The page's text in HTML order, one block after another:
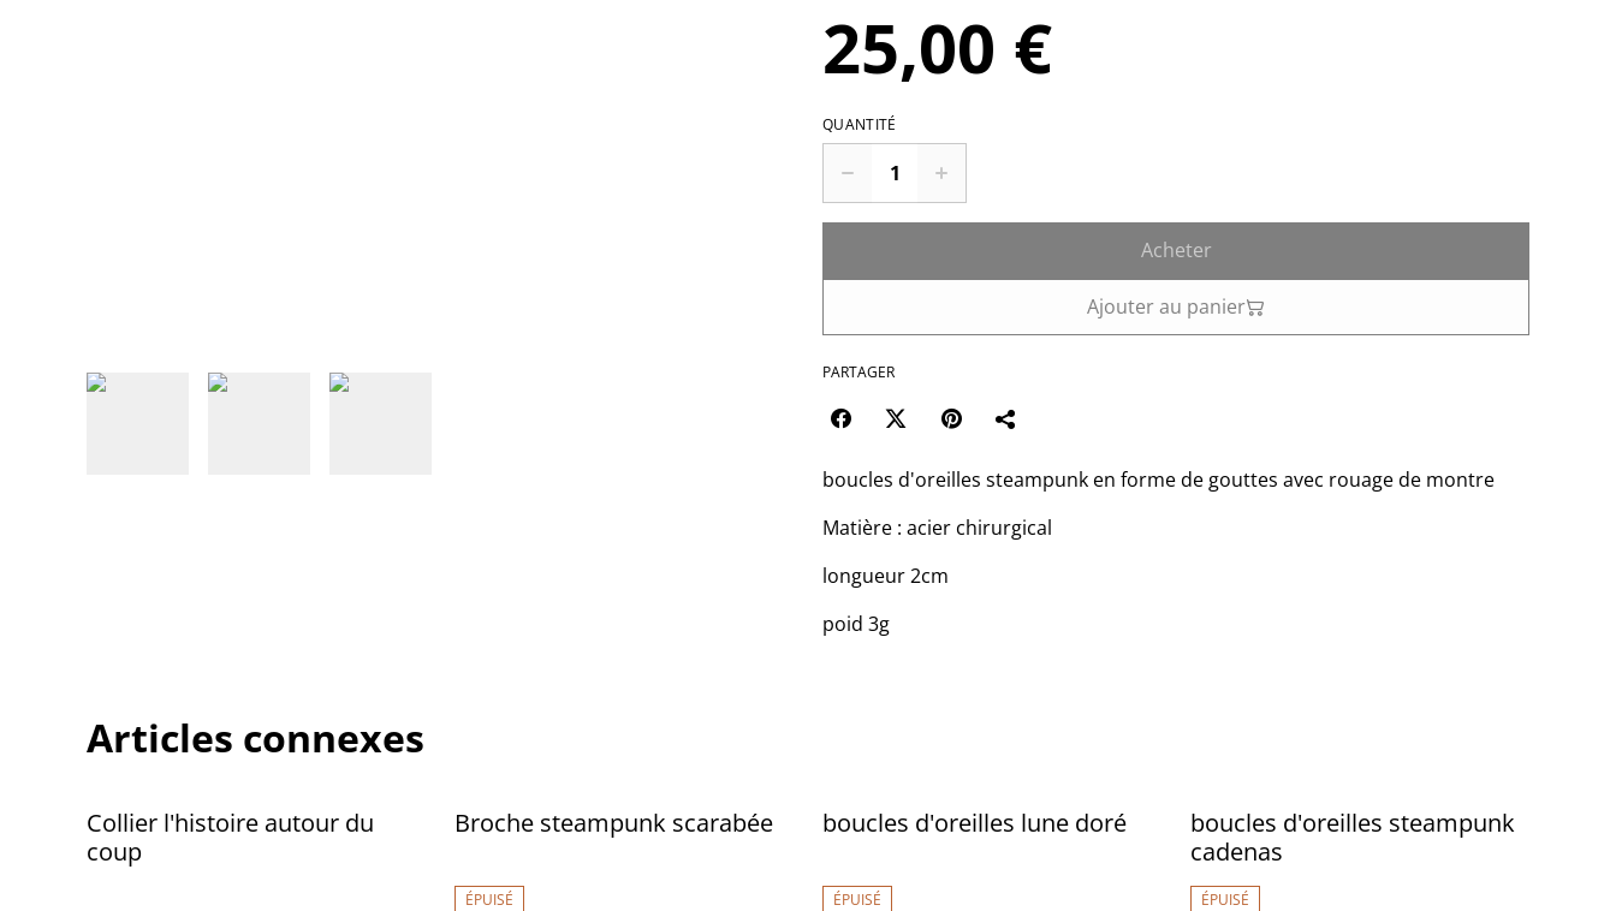
25,00 €
QUANTITÉ
Acheter
Ajouter au panier
PARTAGER
boucles d'oreilles steampunk en forme de gouttes avec rouage de montre
Matière : acier chirurgical
longueur 2cm
poid 3g
Articles connexes
Collier l'histoire autour du
coup
Broche steampunk scarabée
ÉPUISÉ
boucles d'oreilles lune doré
ÉPUISÉ
boucles d'oreilles steampunk
cadenas
ÉPUISÉ